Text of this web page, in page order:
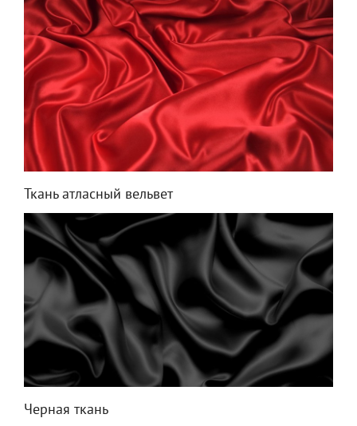
Ткань атласный вельвет
Черная ткань